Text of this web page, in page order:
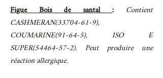
Figue Bois de santal: Contient
CASHMERAN(33704-61-9),
COUMARINE(91-64-5), ISO E
SUPER(54464-57-2). Peut produire une
réaction allergique.